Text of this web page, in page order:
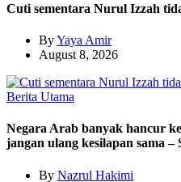
Cuti sementara Nurul Izzah
ByYaya Amir
August 8, 2026
Berita Utama
Negara Arab banyak hancur
jangan ulang kesilapan sama –
By Nazrul Hakimi